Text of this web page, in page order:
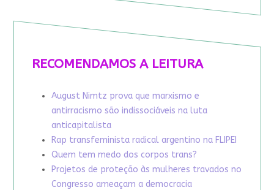
RECOMENDAMOS A LEITURA
August Nimtz prova que marxismo e
antirracismo são indissociáveis na luta
anticapitalista
Rap transfeminista radical argentino na FLIPEI
Quem tem medo dos corpos trans?
Projetos de proteção às mulheres travados no
Congresso ameaçam a democracia